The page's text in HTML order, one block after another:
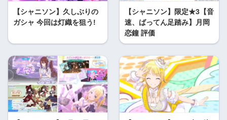
【シャニソン】久しぶりの
ガシャ 今回は灯織を狙う!
【シャニソン】限定★3【音
速、ばってん足踏み】月岡
恋鐘 評価